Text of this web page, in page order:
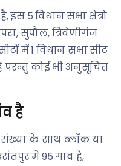
5 विधान सभा क्षेत्रो
सुपौल, त्रिवेणीगंज
में 1 विधान सभा सीट
परन्तु कोई भी अनुसूचित
है
संख्या के साथ ब्लॉक या
में 95 गांव है,